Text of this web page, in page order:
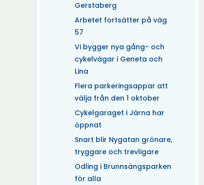
Gerstaberg
Arbetet fortsätter på väg
57
Vi bygger nya gång- och
cykelvägar i Geneta och
Lina
Flera parkeringsappar att
välja från den 1 oktober
Cykelgaraget i Järna har
öppnat
Snart blir Nygatan grönare,
tryggare och trevligare
Odling i Brunnsängsparken
för alla